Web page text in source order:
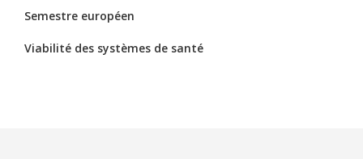
Semestre européen
Viabilité des systèmes de santé